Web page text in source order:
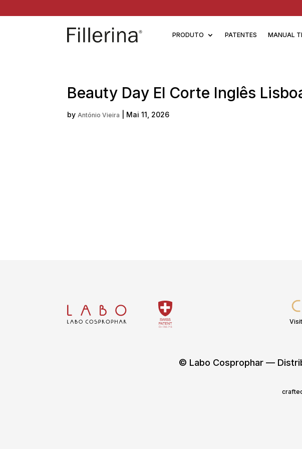
PRODUTO PATENTES MANUAL
Beauty Day El Corte Inglês
by António Vieira Mai 11, 2026
© Labo Cosprophar —